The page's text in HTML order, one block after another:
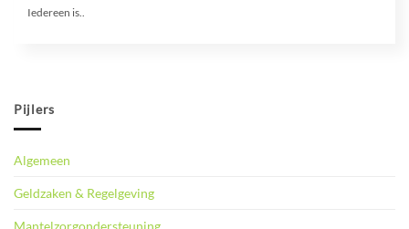
Pijlers
Algemeen
Geldzaken & Regelgeving
Mantelzorgondersteuning
Iedereen is..